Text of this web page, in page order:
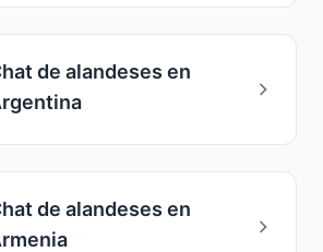
de alandeses en
de alandeses en